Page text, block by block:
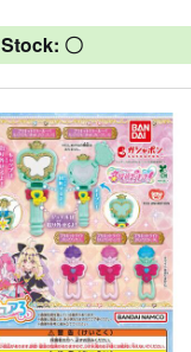
Stock: 〇